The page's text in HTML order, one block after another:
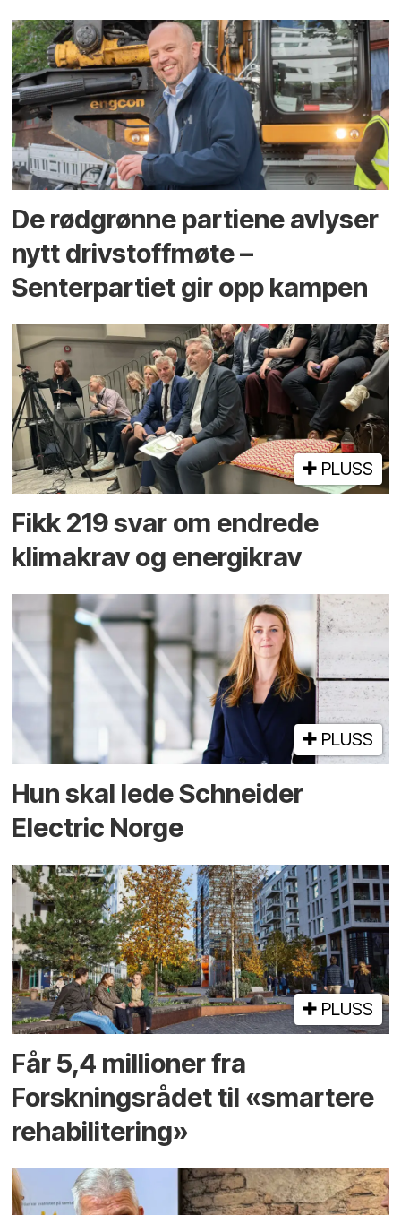
De rødgrønne partiene avlyser
nytt drivstoffmøte –
Senterpartiet gir opp kampen
PLUSS
Fikk 219 svar om endrede
klimakrav og energikrav
PLUSS
Hun skal lede Schneider
Electric Norge
PLUSS
Får 5,4 millioner fra
Forskningsrådet til «smartere
rehabilitering»